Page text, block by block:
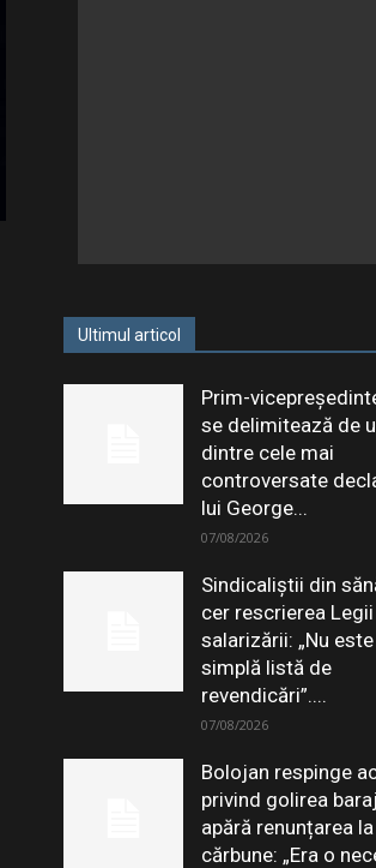
Ultimul articol
Prim-
se delimitează de
dintre cele mai
controversate
lui George...
07/08/2026
Sindicaliștii din
cer rescrierea Legii
salarizării: „Nu
simplă listă de
revendicări”....
07/08/2026
Bolojan respinge
privind golirea
apără renunțarea la
cărbune: „Era o